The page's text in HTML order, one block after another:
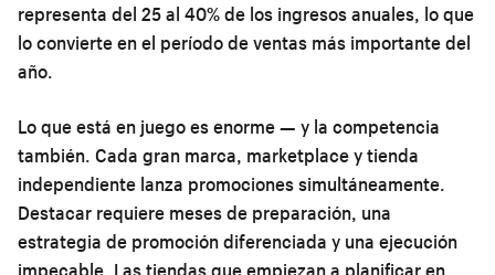
representa del 25 al 40% de los ingresos anuales, lo que
lo convierte en el período de ventas más importante del
año.
Lo que está en juego es enorme — y la competencia
también. Cada gran marca, marketplace y tienda
independiente lanza promociones simultáneamente.
Destacar requiere meses de preparación, una
estrategia de promoción diferenciada y una ejecución
impecable. Las tiendas que empiezan a planificar en